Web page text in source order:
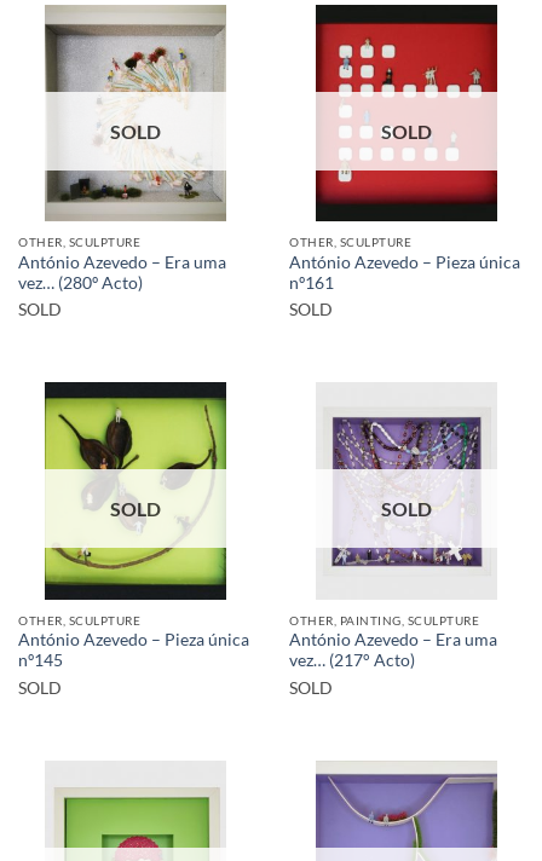
SOLD
OTHER, SCULPTURE
António Azevedo – Era uma
vez… (280º Acto)
SOLD
SOLD
OTHER, SCULPTURE
António Azevedo – Pieza única
nº161
SOLD
SOLD
OTHER, SCULPTURE
António Azevedo – Pieza única
nº145
SOLD
SOLD
OTHER, PAINTING, SCULPTURE
António Azevedo – Era uma
vez… (217° Acto)
SOLD